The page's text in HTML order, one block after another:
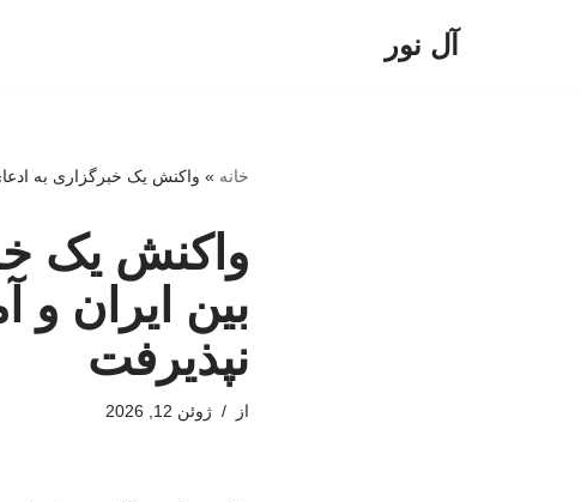
آل نور
خانه » واکنش یک خبرگزاری به
واکنش یک
بین ایران و
نپذیرفت
از ژوئن 12, 2026